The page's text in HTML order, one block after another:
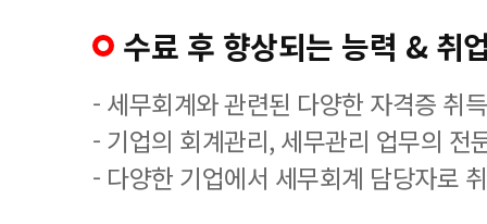
수료 후 향상되는 능력 & 취
- 세무회계와 관련된 다양한 자격증 취
- 기업의 회계관리, 세무관리 업무의 전
- 다양한 기업에서 세무회계 담당자로